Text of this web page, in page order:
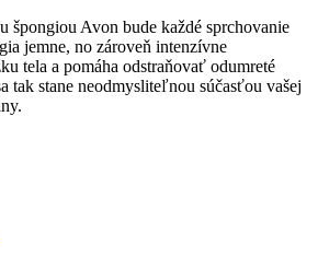
špongiou Avon bude každé sprchovanie
jemne, no zároveň intenzívne
tela a pomáha odstraňovať odumreté
tak stane neodmysliteľnou súčasťou vašej